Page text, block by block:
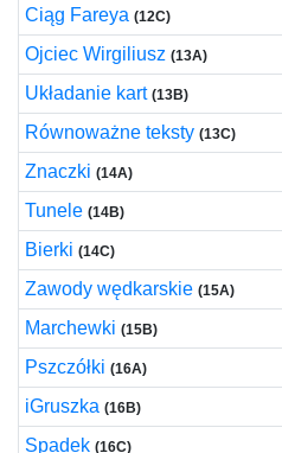
Ciąg Fareya (12C)
Ojciec Wirgiliusz (13A)
Układanie kart (13B)
Równoważne teksty (13C)
Znaczki (14A)
Tunele (14B)
Bierki (14C)
Zawody wędkarskie (15A)
Marchewki (15B)
Pszczółki (16A)
iGruszka (16B)
Spadek (16C)